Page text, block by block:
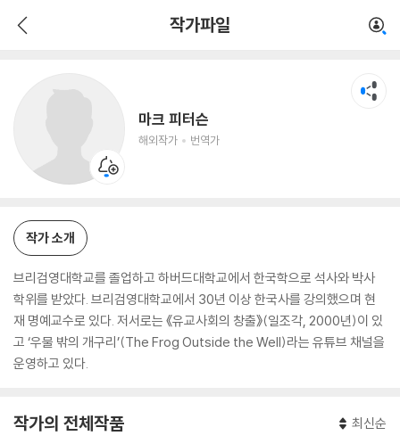
작가파일
마크 피터슨
해외작가 번역가
작가 소개
브리검영대학교를 졸업하고 하버드대학교에서 한국학으로 석사와 박사
학위를 받았다. 브리검영대학교에서 30년 이상 한국사를 강의했으며 현
재 명예교수로 있다. 저서로는 《유교사회의 창출》(일조각, 2000년)이 있
고 ‘우물 밖의 개구리’(The Frog Outside the Well)라는 유튜브 채널을
운영하고 있다.
작가의 전체작품 최신순